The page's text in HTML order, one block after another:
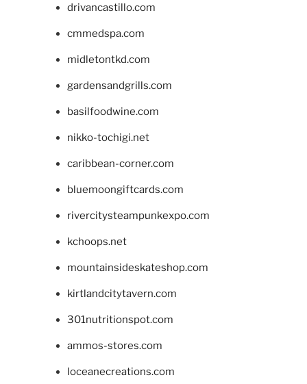
drivancastillo.com
cmmedspa.com
midletontkd.com
gardensandgrills.com
basilfoodwine.com
nikko-tochigi.net
caribbean-corner.com
bluemoongiftcards.com
rivercitysteampunkexpo.com
kchoops.net
mountainsideskateshop.com
kirtlandcitytavern.com
301nutritionspot.com
ammos-stores.com
loceanecreations.com